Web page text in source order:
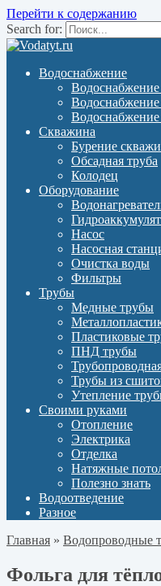
Перейти к содержанию
Search for:
Водоснабжение
Водоснабжение
Водоснабжение
Скважина
Бурение
Обсадная труба
Колодец
Оборудование
Насос
Насосная
Очистка воды
Фильтры
Трубы
Медные трубы
Пластиковые
ПНД трубы
Трубы из
Утепление
Своими руками
Отопление
Электрика
Отделка
Натяжные
Полезно знать
Водоотведение
Разное
Главная » Водопроводные
Фольга для